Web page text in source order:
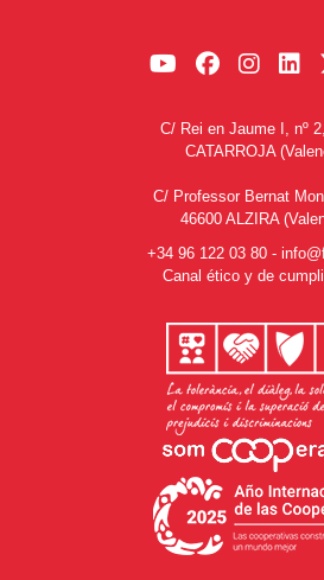
C/ Rei en Jaume I, nº
CATARROJA
C/ Professor Bernat
46600 ALZIRA
+34 96 122 03 80 -
Canal ético y de